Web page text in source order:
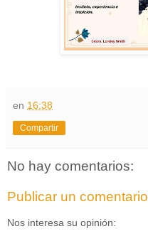
en 16:38
Compartir
No hay comentarios:
Publicar un comentario
Nos interesa su opinión: